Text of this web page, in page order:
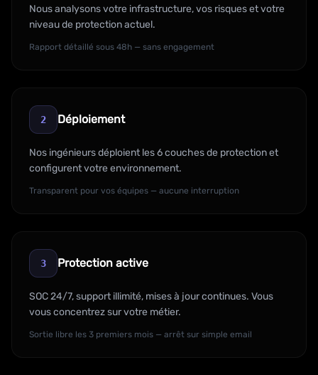
Nous analysons votre infrastructure, vos risques et votre
niveau de protection actuel.
Rapport détaillé sous 48h — sans engagement
2 Déploiement
Nos ingénieurs déploient les 6 couches de protection et
configurent votre environnement.
Transparent pour vos équipes — aucune interruption
3 Protection active
SOC 24/7, support illimité, mises à jour continues. Vous
vous concentrez sur votre métier.
Sortie libre les 3 premiers mois — arrêt sur simple email